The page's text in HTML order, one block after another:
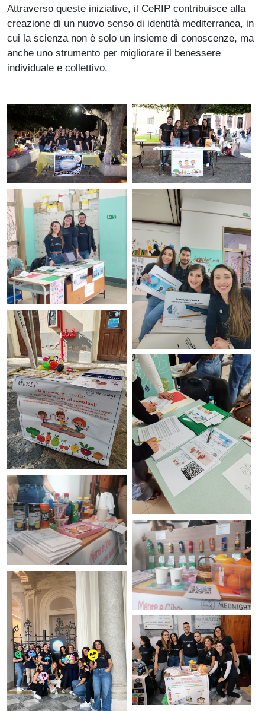
Attraverso queste iniziative, il CeRIP contribuisce alla
creazione di un nuovo senso di identità mediterranea, in
cui la scienza non è solo un insieme di conoscenze, ma
anche uno strumento per migliorare il benessere
individuale e collettivo.